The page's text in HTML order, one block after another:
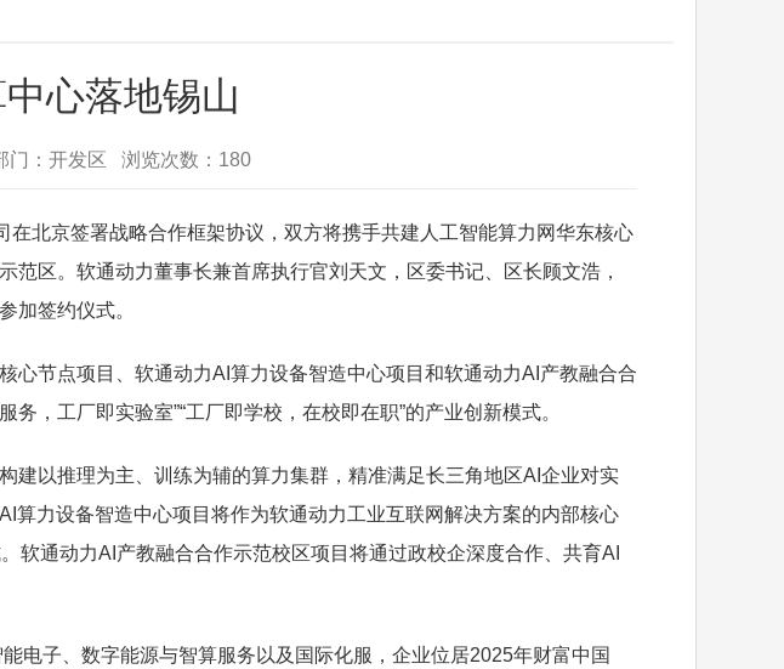
心落地锡山
：开发区 浏览次数： 180
京签署战略合作框架协议，双方将携手共建人工智能算力网华东核心
区。软通动力董事长兼首席执行官刘天文，区委书记、区长顾文浩，
加签约仪式。
节点项目、软通动力AI算力设备智造中心项目和软通动力AI产教融合合
，工厂即实验室”“工厂即学校，在校即在职”的产业创新模式。
以推理为主、训练为辅的算力集群，精准满足长三角地区AI企业对实
力设备智造中心项目将作为软通动力工业互联网解决方案的内部核心
软通动力AI产教融合合作示范校区项目将通过政校企深度合作、共育AI
子、数字能源与智算服务以及国际化服，企业位居2025年财富中国